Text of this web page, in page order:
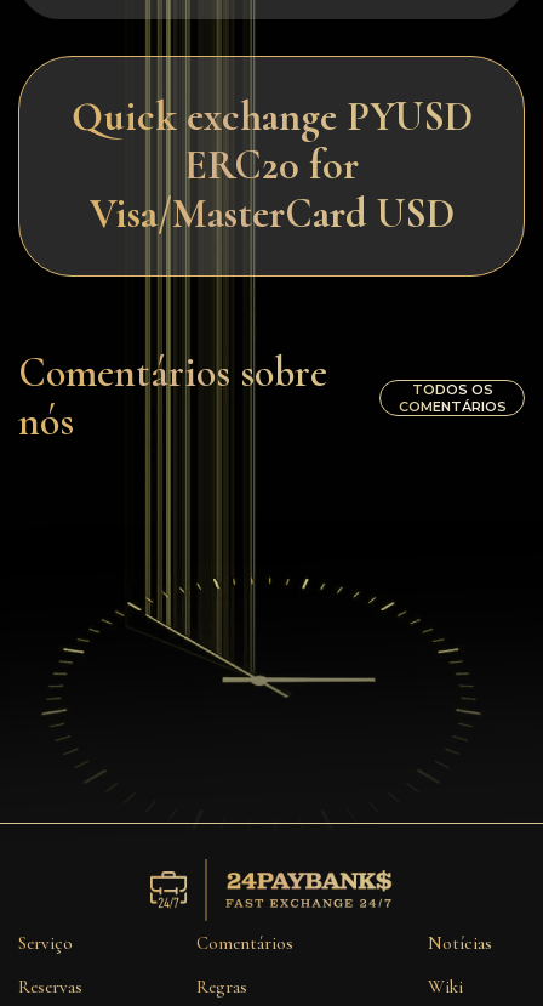
Quick exchange PYUSD
ERC20 for
Visa/MasterCard USD
Comentários sobre
nós
TODOS OS
COMENTÁRIOS
Serviço
Reservas
Comentários
Regras
Notícias
Wiki